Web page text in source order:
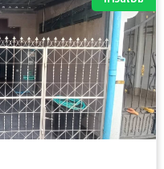
กอากาศ Sharp 5 เครื่อง (ห้อง
(ประหยัดค่าซื้อน้ำ) และ
บอบบาง)สุขภัณฑ์ระบบอัตโนมัติ
ทั้งหลัง (มีผลทดสอบช่วยลด
รื่องซักผ้า + อบผ้า (2 in 1)สาย
3.57 GHz ทั่วบ้านโบนัสพิเศษ:
Cell (5 kW) ช่วยลดค่าไฟกลางวัน
ะดวกในโครงการClubhouse,
Roomสวนพักผ่อนขนาด 2 ไร่,
นตันระบบเข้า-ออก KATSAN,
ถานที่ใกล้เคียงการเดินทาง: สนาม
School (2 กม.),